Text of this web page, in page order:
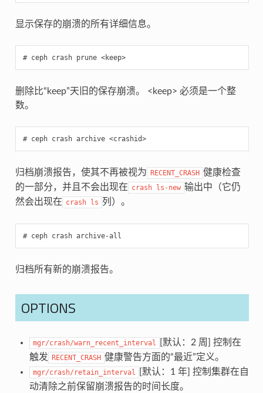
显示保存的崩溃的所有详细信息。
ceph crash prune <keep>
删除比“keep”天旧的保存崩溃。 <keep> 必须是一个整
数。
ceph crash archive <crashid>
归档崩溃报告，使其不再被视为 RECENT_CRASH 健康检查
的一部分，并且不会出现在 crash ls-new 输出中（它仍
然会出现在 crash ls 列）。
ceph crash archive-all
归档所有新的崩溃报告。
OPTIONS
mgr/crash/warn_recent_interval
[默认：2 周] 控制在
触发 RECENT_CRASH 健康警告方面的“最近”定义。
mgr/crash/retain_interval
[默认：1 年] 控制集群在自
动清除之前保留崩溃报告的时间长度。